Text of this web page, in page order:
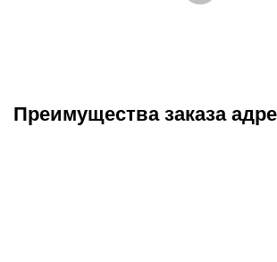
Преимущества заказа